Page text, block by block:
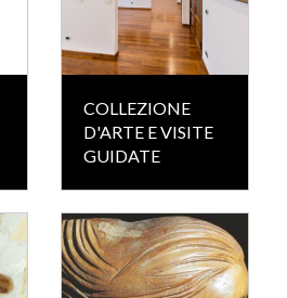
COLLEZIONE
D'ARTE E VISITE
GUIDATE